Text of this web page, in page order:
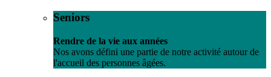
Seniors
Rendre de la vie aux années
Nos avons défini une partie de notre activité autour de
l'accueil des personnes âgées.